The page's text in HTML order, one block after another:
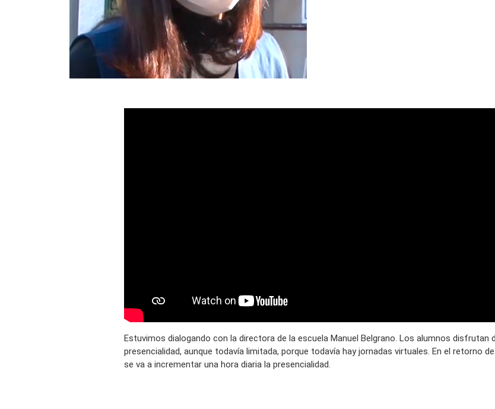
Estuvimos dialogando con la directora de la escuela Manuel Belgrano. Los alumnos disfrutan
presencialidad, aunque todavía limitada, porque todavía hay jornadas virtuales. En el retorno
se va a incrementar una hora diaria la presencialidad.